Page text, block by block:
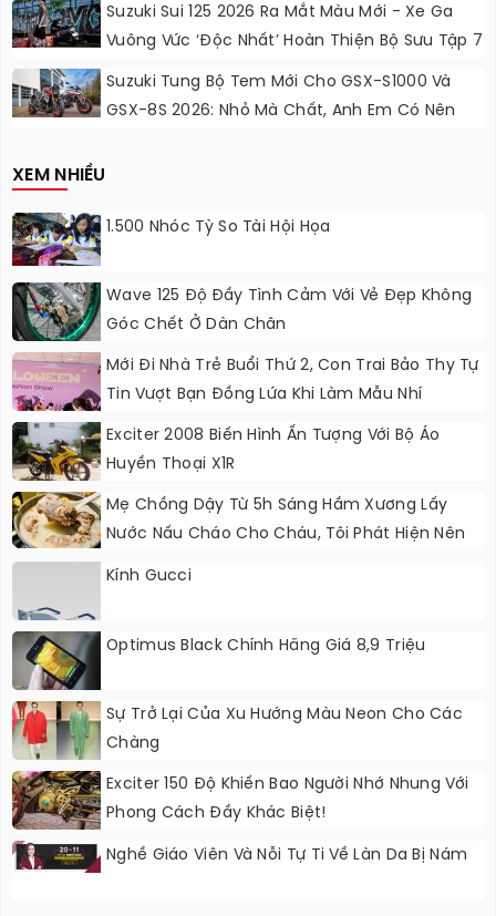
Suzuki Sui 125 2026 Ra Mắt Màu Mới - Xe Ga
Vuông Vức ‘độc Nhất’ Hoàn Thiện Bộ Sưu Tập 7
Suzuki Tung Bộ Tem Mới Cho GSX-S1000 Và
GSX-8S 2026: Nhỏ Mà Chất, Anh Em Có Nên
XEM NHIỀU
1.500 Nhóc Tỳ So Tài Hội Họa
Wave 125 Độ Đầy Tình Cảm Với Vẻ Đẹp Không
Góc Chết Ở Dàn Chân
Mới Đi Nhà Trẻ Buổi Thứ 2, Con Trai Bảo Thy Tự
Tin Vượt Bạn Đồng Lứa Khi Làm Mẫu Nhí
Exciter 2008 Biến Hình Ấn Tượng Với Bộ Áo
Huyền Thoại X1R
Mẹ Chồng Dậy Từ 5h Sáng Hầm Xương Lấy
Nước Nấu Cháo Cho Cháu, Tôi Phát Hiện Nên
Kính Gucci
Optimus Black Chính Hãng Giá 8,9 Triệu
Sự Trở Lại Của Xu Hướng Màu Neon Cho Các
Chàng
Exciter 150 Độ Khiến Bao Người Nhớ Nhung Với
Phong Cách Đầy Khác Biệt!
Nghề Giáo Viên Và Nỗi Tự Ti Về Làn Da Bị Nám